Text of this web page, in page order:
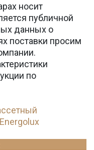
носит
публичной
данных о
поставки просим
по